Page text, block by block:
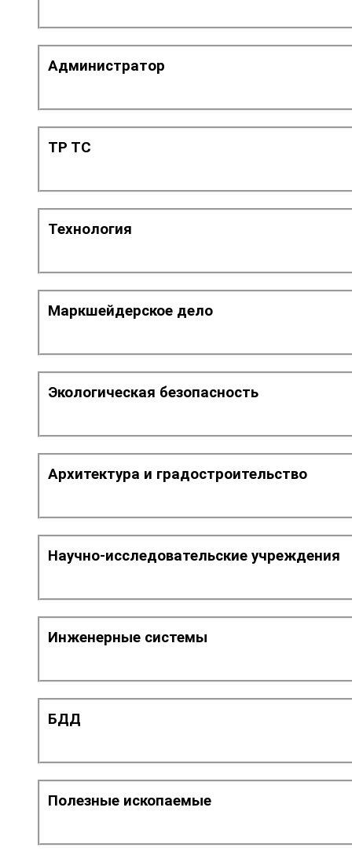
Администратор
ТР ТС
Технология
Маркшейдерское дело
Экологическая безопасность
Архитектура и градостроительство
Научно-исследовательские учреждения
Инженерные системы
БДД
Полезные ископаемые